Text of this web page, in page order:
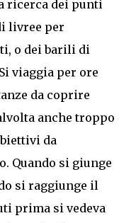
ricerca dei punti
livree per
o dei barili di
viaggia per ore
da coprire
anche troppo
da
Quando si giunge
si raggiunge il
prima si vedeva